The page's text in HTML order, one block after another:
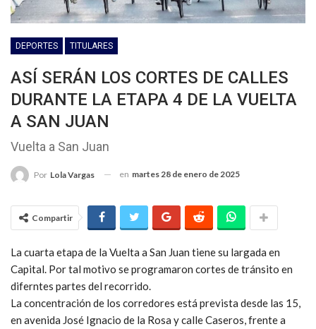
DEPORTES TITULARES
ASÍ SERÁN LOS CORTES DE CALLES
DURANTE LA ETAPA 4 DE LA VUELTA
A SAN JUAN
Vuelta a San Juan
Por Lola Vargas en martes 28 de enero de 2025
Compartir
La cuarta etapa de la Vuelta a San Juan tiene su largada en
Capital. Por tal motivo se programaron cortes de tránsito en
diferntes partes del recorrido.
La concentración de los corredores está prevista desde las 15,
en avenida José Ignacio de la Rosa y calle Caseros, frente a